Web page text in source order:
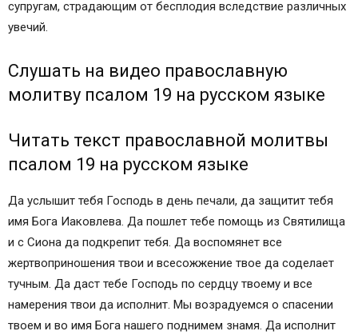
супругам, страдающим от бесплодия вследствие различных
увечий.
Слушать на видео православную
молитву псалом 19 на русском языке
Читать текст православной молитвы
псалом 19 на русском языке
Да услышит тебя Господь в день печали, да защитит тебя
имя Бога Иаковлева. Да пошлет тебе помощь из Святилища
и с Сиона да подкрепит тебя. Да воспомянет все
жертвоприношения твои и всесожжение твое да соделает
тучным. Да даст тебе Господь по сердцу твоему и все
намерения твои да исполнит. Мы возрадуемся о спасении
твоем и во имя Бога нашего поднимем знамя. Да исполнит